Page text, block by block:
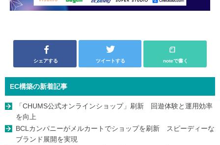
シェアする ツイートする noteで書く
EC構築の新着記事
「CHUMS公式オンラインショップ」刷新 回遊体験と運用効率
を向上
BCLカンパニーがメルカートでショップを刷新 スピーディーな
ブランド展開を実現